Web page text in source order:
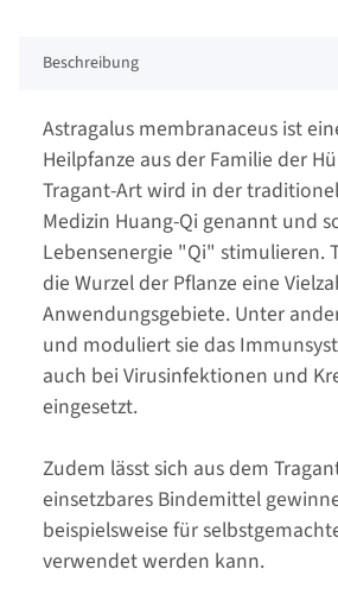
Beschreibung
Astragalus membranaceus ist
Heilpfanze aus der Familie der
Tragant-Art wird in der
Medizin Huang-Qi genannt und
Lebensenergie "Qi" stimulieren.
die Wurzel der Pflanze eine
Anwendungsgebiete. Unter
und moduliert sie das
auch bei Virusinfektionen und
eingesetzt.
Zudem lässt sich aus dem
einsetzbares Bindemittel
beispielsweise für
verwendet werden kann.